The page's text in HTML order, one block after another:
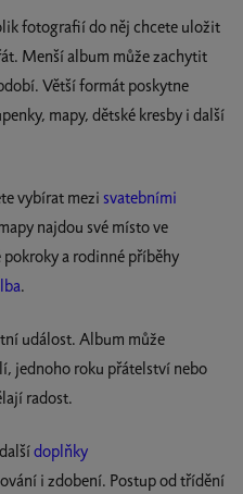
a
r
fotografií do něj chcete uložit
Menší album může zachytit
Větší formát poskytne
mapy, dětské kresby i další
vybírat mezi svatebními
najdou své místo ve
pokroky a rodinné příběhy
.
událost. Album může
jednoho roku přátelství nebo
radost.
doplňky
i zdobení. Postup od třídění